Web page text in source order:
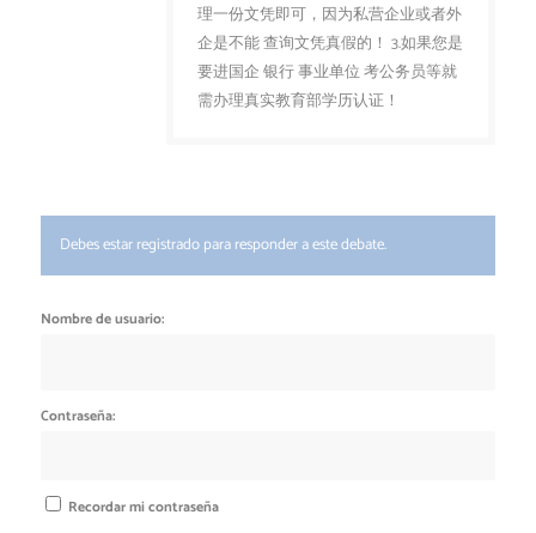
理一份文凭即可，因为私营企业或者外
企是不能 查询文凭真假的！ 3.如果您是
要进国企 银行 事业单位 考公务员等就
需办理真实教育部学历认证！
Debes estar registrado para responder a este debate.
Nombre de usuario:
Contraseña:
Recordar mi contraseña